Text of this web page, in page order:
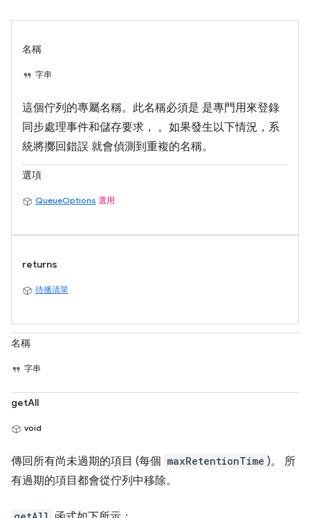
名稱
字串
這個佇列的專屬名稱。此名稱必須是 是專門用來登錄
同步處理事件和儲存要求， 。如果發生以下情況，系
統將擲回錯誤 就會偵測到重複的名稱。
選項
QueueOptions 選用
returns
待播清單
名稱
字串
getAll
void
傳回所有尚未過期的項目 (每個 maxRetentionTime )。 所
有過期的項目都會從佇列中移除。